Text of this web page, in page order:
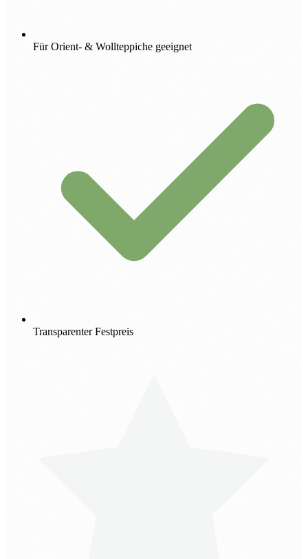
Für Orient- & Wollteppiche geeignet
Transparenter Festpreis